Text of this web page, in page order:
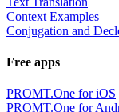
Context Examples
Conjugation and
Free apps
PROMT.One for iOS
PROMT.One for